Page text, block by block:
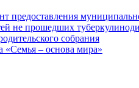
предоставления
не прошедших
собрания
«Семья – основа мира»